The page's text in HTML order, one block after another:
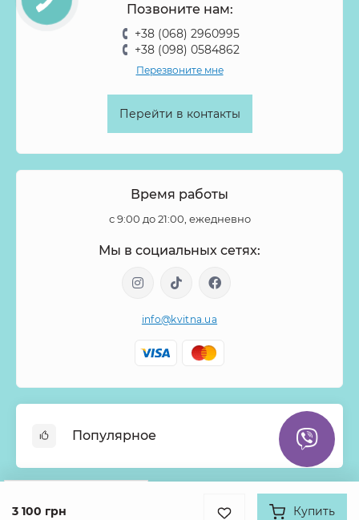
3 100 грн Купить
Позвоните нам:
+38 (068) 2960995
+38 (098) 0584862
Перезвоните мне
Перейти в контакты
Время работы
с 9:00 до 21:00, ежедневно
Мы в социальных сетях:
info@kvitna.ua
Популярное
Онлайн-Витрина